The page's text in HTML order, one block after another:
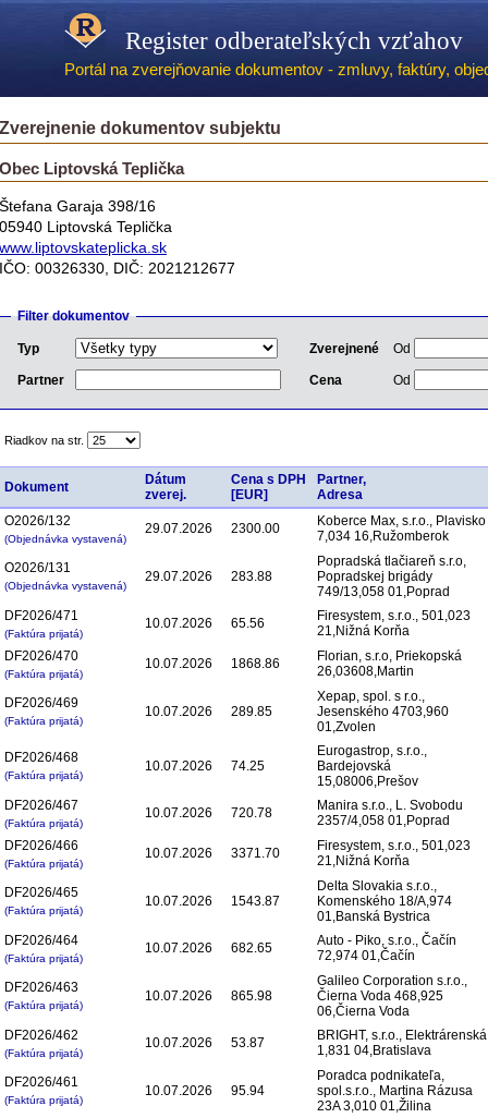
Register odberateľských vzťahov
Portál na zverejňovanie dokumentov - zmluvy, faktúry,
Zverejnenie dokumentov subjektu
Obec Liptovská Teplička
Štefana Garaja 398/16
05940 Liptovská Teplička
www.liptovskateplicka.sk
IČO: 00326330, DIČ: 2021212677
Filter dokumentov
Typ Zverejnené Od
Partner Cena Od
Riadkov na str.
Dokument
Dátum
zverej.
Cena s DPH
[EUR]
Partner,
Adresa
O2026/132
(Objednávka vystavená)
29.07.2026 2300.00
Koberce Max, s.r.o., Plavisko
7,034 16,Ružomberok
O2026/131
(Objednávka vystavená)
29.07.2026 283.88
Popradská tlačiareň s.r.o,
Popradskej brigády
749/13,058 01,Poprad
DF2026/471
(Faktúra prijatá)
10.07.2026 65.56
Firesystem, s.r.o., 501,023
21,Nižná Korňa
DF2026/470
(Faktúra prijatá)
10.07.2026 1868.86
Florian, s.r.o, Priekopská
26,03608,Martin
DF2026/469
(Faktúra prijatá)
10.07.2026 289.85
Xepap, spol. s r.o.,
Jesenského 4703,960
01,Zvolen
DF2026/468
(Faktúra prijatá)
10.07.2026 74.25
Eurogastrop, s.r.o.,
Bardejovská
15,08006,Prešov
DF2026/467
(Faktúra prijatá)
10.07.2026 720.78
Manira s.r.o., L. Svobodu
2357/4,058 01,Poprad
DF2026/466
(Faktúra prijatá)
10.07.2026 3371.70
Firesystem, s.r.o., 501,023
21,Nižná Korňa
DF2026/465
(Faktúra prijatá)
10.07.2026 1543.87
Delta Slovakia s.r.o.,
Komenského 18/A,974
01,Banská Bystrica
DF2026/464
(Faktúra prijatá)
10.07.2026 682.65
Auto - Piko, s.r.o., Čačín
72,974 01,Čačín
DF2026/463
(Faktúra prijatá)
10.07.2026 865.98
Galileo Corporation s.r.o.,
Čierna Voda 468,925
06,Čierna Voda
DF2026/462
(Faktúra prijatá)
10.07.2026 53.87
BRIGHT, s.r.o., Elektrárenská
1,831 04,Bratislava
DF2026/461
(Faktúra prijatá)
10.07.2026 95.94
Poradca podnikateľa,
spol.s.r.o., Martina Rázusa
23A 3,010 01,Žilina